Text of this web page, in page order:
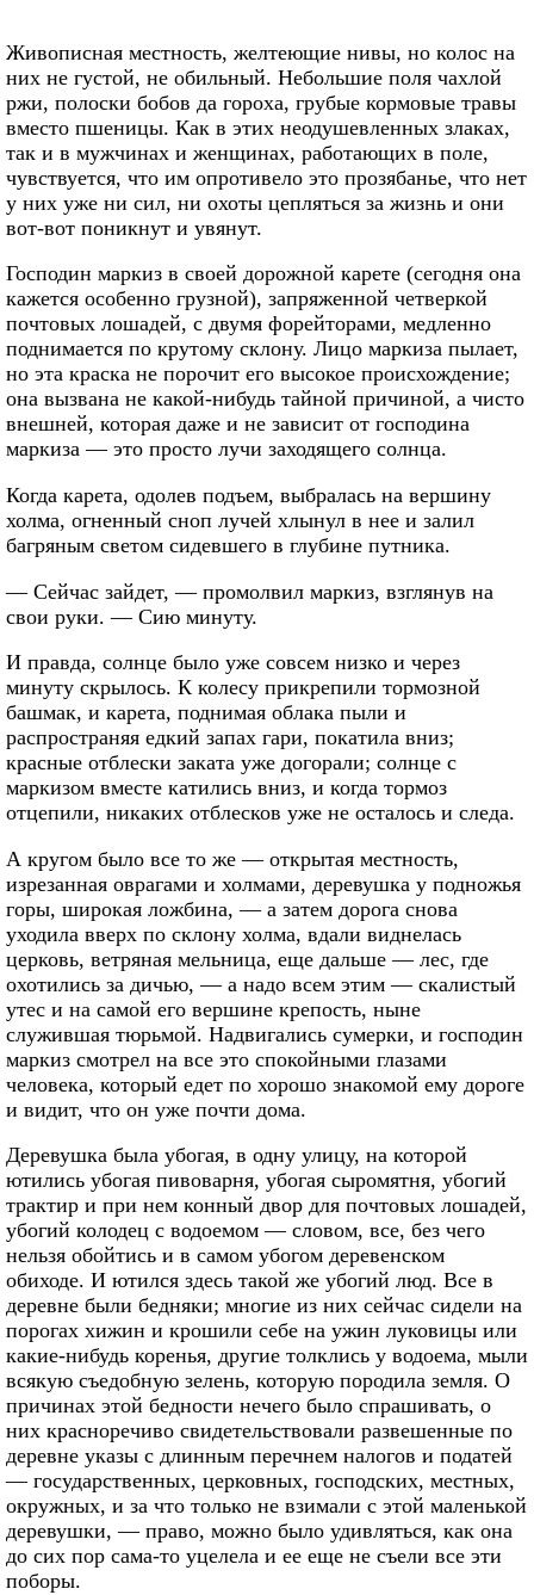
Живописная местность, желтеющие нивы, но колос на
них не густой, не обильный. Небольшие поля чахлой
ржи, полоски бобов да гороха, грубые кормовые травы
вместо пшеницы. Как в этих неодушевленных злаках,
так и в мужчинах и женщинах, работающих в поле,
чувствуется, что им опротивело это прозябанье, что нет
у них уже ни сил, ни охоты цепляться за жизнь и они
вот-вот поникнут и увянут.
Господин маркиз в своей дорожной карете (сегодня она
кажется особенно грузной), запряженной четверкой
почтовых лошадей, с двумя форейторами, медленно
поднимается по крутому склону. Лицо маркиза пылает,
но эта краска не порочит его высокое происхождение;
она вызвана не какой-нибудь тайной причиной, а чисто
внешней, которая даже и не зависит от господина
маркиза — это просто лучи заходящего солнца.
Когда карета, одолев подъем, выбралась на вершину
холма, огненный сноп лучей хлынул в нее и залил
багряным светом сидевшего в глубине путника.
— Сейчас зайдет, — промолвил маркиз, взглянув на
свои руки. — Сию минуту.
И правда, солнце было уже совсем низко и через
минуту скрылось. К колесу прикрепили тормозной
башмак, и карета, поднимая облака пыли и
распространяя едкий запах гари, покатила вниз;
красные отблески заката уже догорали; солнце с
маркизом вместе катились вниз, и когда тормоз
отцепили, никаких отблесков уже не осталось и следа.
А кругом было все то же — открытая местность,
изрезанная оврагами и холмами, деревушка у подножья
горы, широкая ложбина, — а затем дорога снова
уходила вверх по склону холма, вдали виднелась
церковь, ветряная мельница, еще дальше — лес, где
охотились за дичью, — а надо всем этим — скалистый
утес и на самой его вершине крепость, ныне
служившая тюрьмой. Надвигались сумерки, и господин
маркиз смотрел на все это спокойными глазами
человека, который едет по хорошо знакомой ему дороге
и видит, что он уже почти дома.
Деревушка была убогая, в одну улицу, на которой
ютились убогая пивоварня, убогая сыромятня, убогий
трактир и при нем конный двор для почтовых лошадей,
убогий колодец с водоемом — словом, все, без чего
нельзя обойтись и в самом убогом деревенском
обиходе. И ютился здесь такой же убогий люд. Все в
деревне были бедняки; многие из них сейчас сидели на
порогах хижин и крошили себе на ужин луковицы или
какие-нибудь коренья, другие толклись у водоема, мыли
всякую съедобную зелень, которую породила земля. О
причинах этой бедности нечего было спрашивать, о
них красноречиво свидетельствовали развешенные по
деревне указы с длинным перечнем налогов и податей
— государственных, церковных, господских, местных,
окружных, и за что только не взимали с этой маленькой
деревушки, — право, можно было удивляться, как она
до сих пор сама-то уцелела и ее еще не съели все эти
поборы.